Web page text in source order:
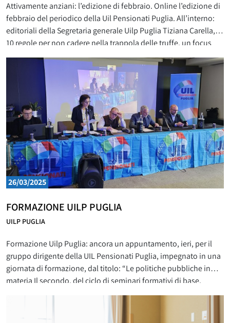
Attivamente anziani: l’edizione di febbraio. Online l’edizione di
febbraio del periodico della Uil Pensionati Puglia. All’interno:
editoriali della Segretaria generale Uilp Puglia Tiziana Carella, le
10 regole per non cadere nella trappola delle truffe, un focus
sulla violenza sulle donne anziane, temi di attualità e molto
altro ancora. Lo puoi sfogliare QUI. Attivamente: non farti
26/03/2025
FORMAZIONE UILP PUGLIA
UILP PUGLIA
Formazione Uilp Puglia: ancora un appuntamento, ieri, per il
gruppo dirigente della UIL Pensionati Puglia, impegnato in una
giornata di formazione, dal titolo: “Le politiche pubbliche in
materia Il secondo, del ciclo di seminari formativi di base,
rivolto ai quadri e dirigenti, organizzato dalla UILP di Puglia, ha
visto una numerosa e motivata partecipazione da